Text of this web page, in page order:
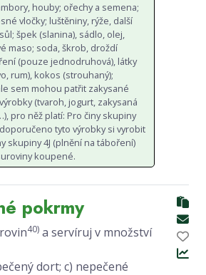
houby; ořechy a semena;
vločky; luštěniny, rýže, další
špek (slanina), sádlo, olej,
maso; soda, škrob, droždí
(pouze jednodruhová), látky
rum), kokos (strouhaný);
sem mohou patřit zakysané
(tvaroh, jogurt, zakysaná
pro něž platí: Pro činy skupiny
tyto výrobky si vyrobit
skupiny 4J (plnění na táboření)
koupené.
pokrmy
40) a servíruj v množství
dort; c) nepečené